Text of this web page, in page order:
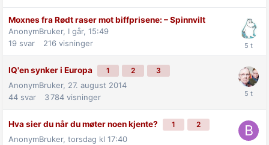
Moxnes fra Rødt raser mot biff­prisene: –⁠ Spinnvilt
AnonymBruker, I går, 15:49
19 svar 216 visninger
IQ'en synker i Europa 1 2 3
AnonymBruker, 27. august 2014
44 svar 3 784 visninger
Hva sier du når du møter noen kjente? 1 2
AnonymBruker, torsdag kl 17:40